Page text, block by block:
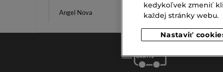
Angel Nova
kedykoľvek zmeniť
každej stránky webu.
Nastaviť